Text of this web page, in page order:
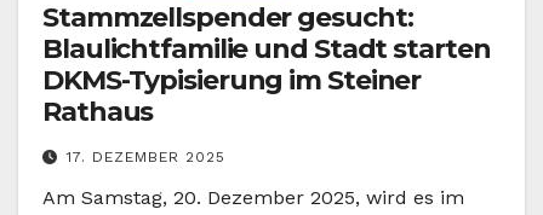
Stammzellspender gesucht:
Blaulichtfamilie und Stadt starten
DKMS-Typisierung im Steiner
Rathaus
17. DEZEMBER 2025
Am Samstag, 20. Dezember 2025, wird es im